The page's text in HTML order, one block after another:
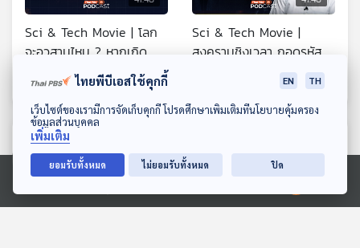
ดาวน์โหลด Thai PBS Podcast Application
Ⓒ 2020 องค์การกระจายเสียงและแพร่ภาพสาธารณะแห่งประเทศไทย
Sci & Tech Movie | โลก
จะอวสานไหม ? หากเกิด
หายนะ "พายุสุริยะ" ครั้งใหญ่
Sci & Tech Movie
Sci & Tech Movie |
สงครามชิงเวลา ถอดรหัส
ความซับซ้อนใน TENET
ตอนที่เกี่ยวข้อง
ไทยพีบีเอสใช้คุกกี้ EN TH
เว็บไซต์ของเรามีการจัดเก็บคุกกี้ โปรดศึกษาเพิ่มเติมที่นโยบายคุ้มครอง
ข้อมูลส่วนบุคคล
เพิ่มเติม
ยอมรับทั้งหมด ไม่ยอมรับทั้งหมด ปิด